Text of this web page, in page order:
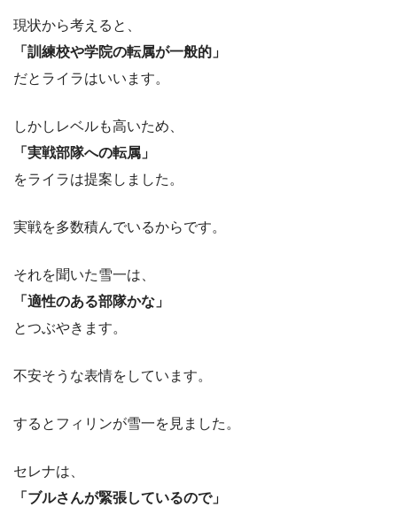
現状から考えると、
「訓練校や学院の転属が一般的」
だとライラはいいます。
しかしレベルも高いため、
「実戦部隊への転属」
をライラは提案しました。
実戦を多数積んでいるからです。
それを聞いた雪一は、
「適性のある部隊かな」
とつぶやきます。
不安そうな表情をしています。
するとフィリンが雪一を見ました。
セレナは、
「ブルさんが緊張しているので」